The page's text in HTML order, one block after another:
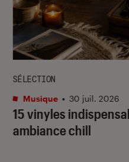
15 vinyles
ambiance chill
SÉLECTION
Musique • 30 juil. 2026